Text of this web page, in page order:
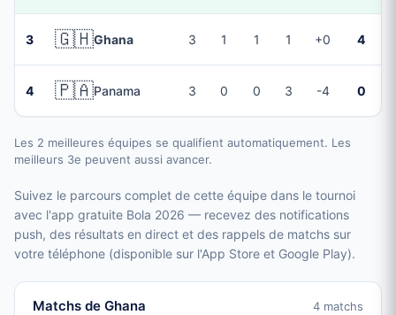
3 🇬🇭Ghana 3 1 1 1 +0 4
4 🇵🇦Panama 3 0 0 3 -4 0
Les 2 meilleures équipes se qualifient automatiquement. Les
meilleurs 3e peuvent aussi avancer.
Suivez le parcours complet de cette équipe dans le tournoi
avec l'app gratuite Bola 2026 — recevez des notifications
push, des résultats en direct et des rappels de matchs sur
votre téléphone (disponible sur l'App Store et Google Play).
Matchs de Ghana 4 matchs